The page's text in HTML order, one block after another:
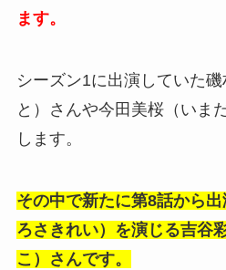
ます。
シーズン1に出演していた
と）さんや今田美桜（いま
します。
その中で新たに第8話から
ろさきれい）を演じる吉谷
こ）さんです。